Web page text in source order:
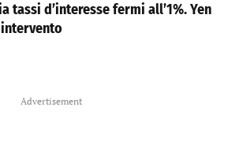
tassi d’interesse fermi all’1%. Yen
Advertisement